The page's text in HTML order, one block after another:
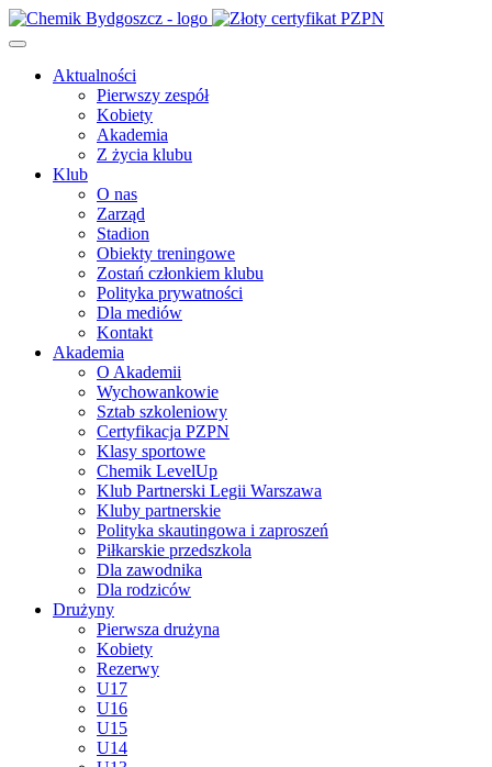
Aktualności
Pierwszy zespół
Kobiety
Akademia
Z życia klubu
Klub
O nas
Zarząd
Stadion
Obiekty treningowe
Zostań członkiem klubu
Polityka prywatności
Dla mediów
Kontakt
Akademia
O Akademii
Wychowankowie
Sztab szkoleniowy
Certyfikacja PZPN
Klasy sportowe
Chemik LevelUp
Klub Partnerski Legii Warszawa
Kluby partnerskie
Polityka skautingowa i zaproszeń
Piłkarskie przedszkola
Dla zawodnika
Dla rodziców
Drużyny
Pierwsza drużyna
Kobiety
Rezerwy
U17
U16
U15
U14